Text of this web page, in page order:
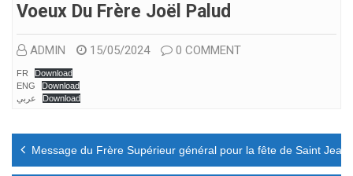
Voeux Du Frère Joël Palud
ADMIN 15/05/2024 0 COMMENT
FR
Download
ENG
Download
عربي
Download
Navigation
Message du Frère Supérieur général pour la fête de Saint